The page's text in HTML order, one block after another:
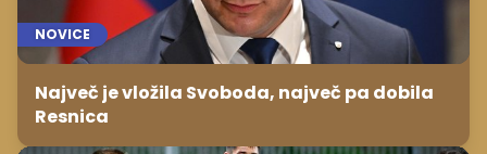
NOVICE
Največ je vložila Svoboda, največ pa dobila
Resnica